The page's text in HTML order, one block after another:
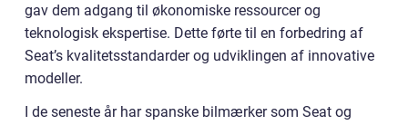
gav dem adgang til økonomiske ressourcer og
teknologisk ekspertise. Dette førte til en forbedring af
Seat’s kvalitetsstandarder og udviklingen af innovative
modeller.
I de seneste år har spanske bilmærker som Seat og